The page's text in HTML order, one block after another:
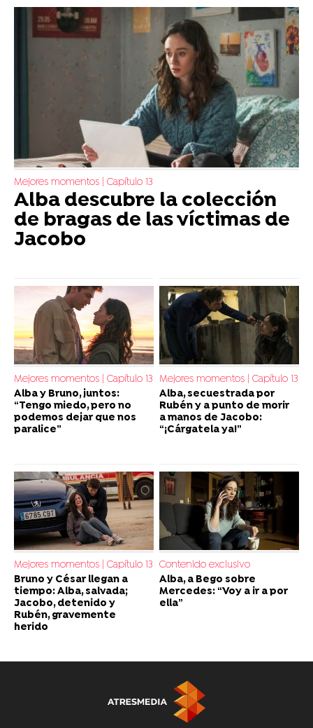
Mejores momentos | Capítulo 13
Alba descubre la colección
de bragas de las víctimas de
Jacobo
Mejores momentos | Capítulo 13
Alba y Bruno, juntos:
“Tengo miedo, pero no
podemos dejar que nos
paralice”
Mejores momentos | Capítulo 13
Alba, secuestrada por
Rubén y a punto de morir
a manos de Jacobo:
“¡Cárgatela ya!”
Mejores momentos | Capítulo 13
Bruno y César llegan a
tiempo: Alba, salvada;
Jacobo, detenido y
Rubén, gravemente
herido
Contenido exclusivo
Alba, a Bego sobre
Mercedes: “Voy a ir a por
ella”